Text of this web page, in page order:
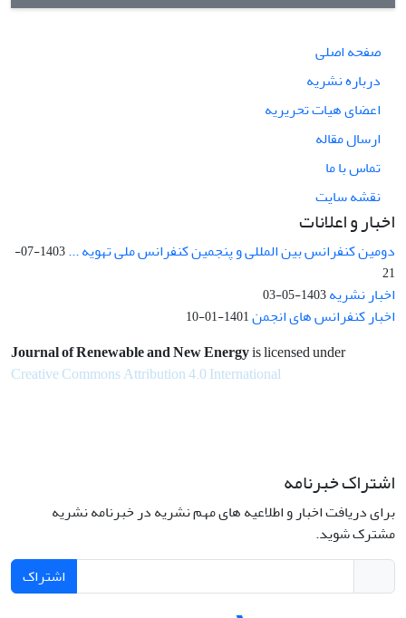
صفحه اصلی
درباره نشریه
اعضای هیات تحریریه
ارسال مقاله
تماس با ما
نقشه سایت
اخبار و اعلانات
دومین کنفرانس بین المللی و پنجمین کنفرانس ملی تهویه ...
1403-07-
21
اخبار نشریه1403-05-03
اخبار کنفرانس های انجمن1401-01-10
Journal of Renewable and New Energyis licensed under
Creative Commons Attribution 4.0 International
اشتراک خبرنامه
برای دریافت اخبار و اطلاعیه های مهم نشریه در خبرنامه نشریه
مشترک شوید.
اشتراک